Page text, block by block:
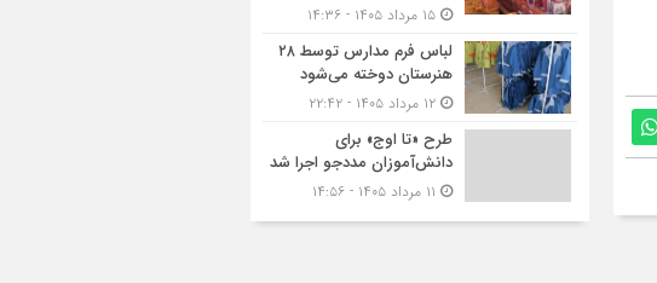
لباس فرم مدارس توسط ۲۸
هنرستان‌ دوخته می‌شود
طرح «تا اوج» برای
دانش‌آموزان مددجو اجرا شد